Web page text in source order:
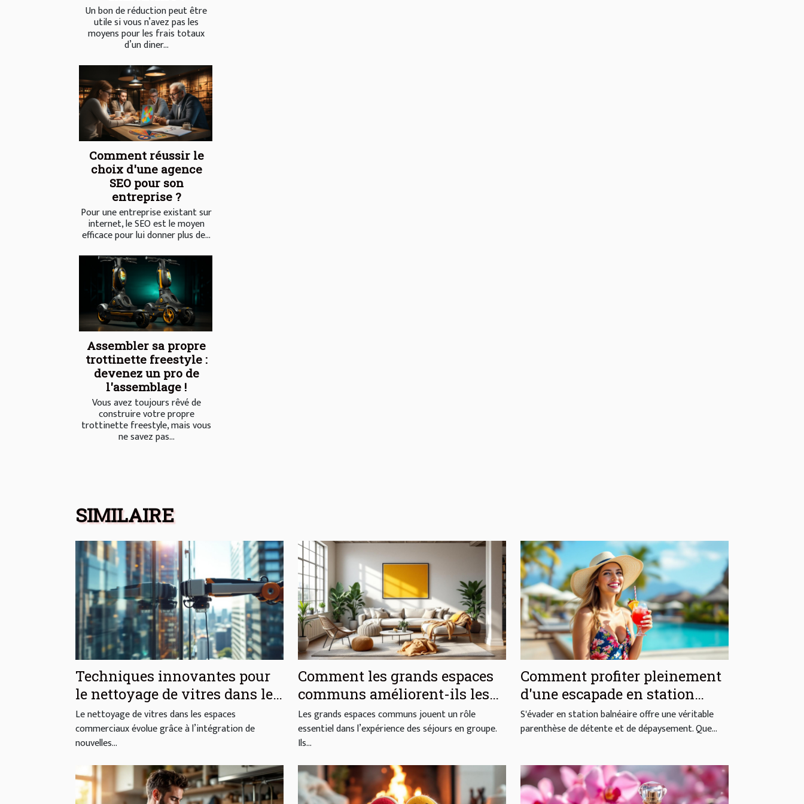
Un bon de réduction peut être
utile si vous n’avez pas les
moyens pour les frais totaux
d’un diner...
Comment réussir le
choix d'une agence
SEO pour son
entreprise ?
Pour une entreprise existant sur
internet, le SEO est le moyen
efficace pour lui donner plus de...
Assembler sa propre
trottinette freestyle :
devenez un pro de
l'assemblage !
Vous avez toujours rêvé de
construire votre propre
trottinette freestyle, mais vous
ne savez pas...
SIMILAIRE
Techniques innovantes pour
le nettoyage de vitres dans les
espaces commerciaux
Le nettoyage de vitres dans les espaces
commerciaux évolue grâce à l’intégration de
nouvelles...
Comment les grands espaces
communs améliorent-ils les
séjours en groupe ?
Les grands espaces communs jouent un rôle
essentiel dans l’expérience des séjours en groupe.
Ils...
Comment profiter pleinement
d'une escapade en station
balnéaire ?
S'évader en station balnéaire offre une véritable
parenthèse de détente et de dépaysement. Que...